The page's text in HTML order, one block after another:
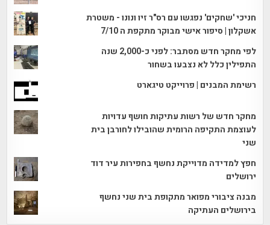
חניכי 'שחקים' נפגשו עם רס"ר זיו ונונו - משטרת
אשקלון | סיפור אישי מבוקר מתקפת ה 7/10
לפי מחקר חדש מסתבר: לפני כ-2,000 שנה
התפילין כלל לא נצבעו בשחור
רשימת המבנים | פרוייקט טיגארט
מחקר חדש של רשות עתיקות חושף עדויות
לעוצמת התקיפה הרומית שהובילו לחורבן בית
שני
חפץ למדידה מדוייקת נחשף בחפירות עיר דוד
ירושלים
מבנה ציבורי מפואר מתקופת בית שני נחשף
בירושלים העתיקה